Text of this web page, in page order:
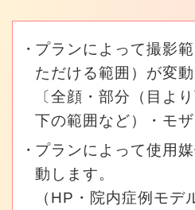
プランによって撮影
ただける範囲）が変動
〔全顔・部分（目よ
下の範囲など）・モザ
プランによって使用
動します。
（HP・院内症例モデ